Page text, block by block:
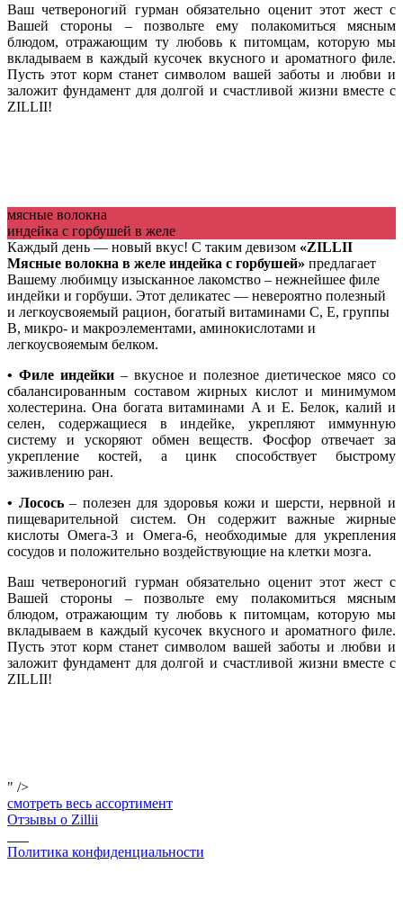
Ваш четвероногий гурман обязательно оценит этот жест с
Вашей стороны – позвольте ему полакомиться мясным
блюдом, отражающим ту любовь к питомцам, которую мы
вкладываем в каждый кусочек вкусного и ароматного филе.
Пусть этот корм станет символом вашей заботы и любви и
заложит фундамент для долгой и счастливой жизни вместе с
ZILLII!
мясные волокна
индейка с горбушей в желе
Каждый день — новый вкус! С таким девизом «ZILLII
Мясные волокна в желе индейка с горбушей» предлагает
Вашему любимцу изысканное лакомство – нежнейшее филе
индейки и горбуши. Этот деликатес — невероятно полезный
и легкоусвояемый рацион, богатый витаминами С, Е, группы
В, микро- и макроэлементами, аминокислотами и
легкоусвояемым белком.
• Филе индейки– вкусное и полезное диетическое мясо со
сбалансированным составом жирных кислот и минимумом
холестерина. Она богата витаминами А и Е. Белок, калий и
селен, содержащиеся в индейке, укрепляют иммунную
систему и ускоряют обмен веществ. Фосфор отвечает за
укрепление костей, а цинк способствует быстрому
заживлению ран.
• Лосось– полезен для здоровья кожи и шерсти, нервной и
пищеварительной систем. Он содержит важные жирные
кислоты Омега-3 и Омега-6, необходимые для укрепления
сосудов и положительно воздействующие на клетки мозга.
Ваш четвероногий гурман обязательно оценит этот жест с
Вашей стороны – позвольте ему полакомиться мясным
блюдом, отражающим ту любовь к питомцам, которую мы
вкладываем в каждый кусочек вкусного и ароматного филе.
Пусть этот корм станет символом вашей заботы и любви и
заложит фундамент для долгой и счастливой жизни вместе с
ZILLII!
" />
смотреть весь ассортимент
Отзывы о Zillii
Политика конфиденциальности